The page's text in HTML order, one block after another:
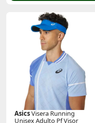
AsicsVisera Running
Unisex Adulto Pf Visor